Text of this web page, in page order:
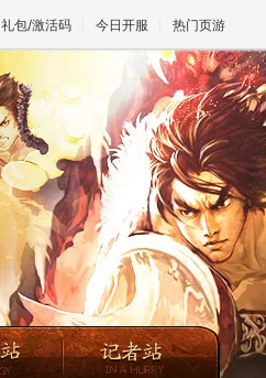
礼包/激活码 今日开服 热门页游
魔兽
天堂
王权与自由